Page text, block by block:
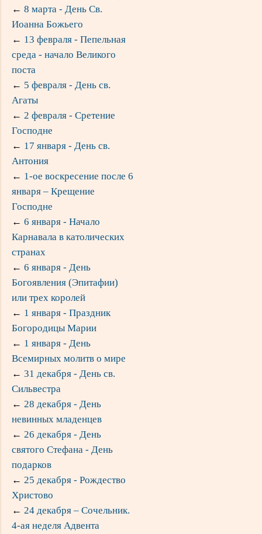
← 8 марта - День Св.
Иоанна Божьего
← 13 февраля - Пепельная
среда - начало Великого
поста
← 5 февраля - День св.
Агаты
← 2 февраля - Сретение
Господне
← 17 января - День св.
Антония
← 1-ое воскресение после 6
января – Крещение
Господне
← 6 января - Начало
Карнавала в католических
странах
← 6 января - День
Богоявления (Эпитафии)
или трех королей
← 1 января - Праздник
Богородицы Марии
← 1 января - День
Всемирных молитв о мире
← 31 декабря - День св.
Сильвестра
← 28 декабря - День
невинных младенцев
← 26 декабря - День
святого Стефана - День
подарков
← 25 декабря - Рождество
Христово
← 24 декабря – Сочельник.
4-ая неделя Адвента